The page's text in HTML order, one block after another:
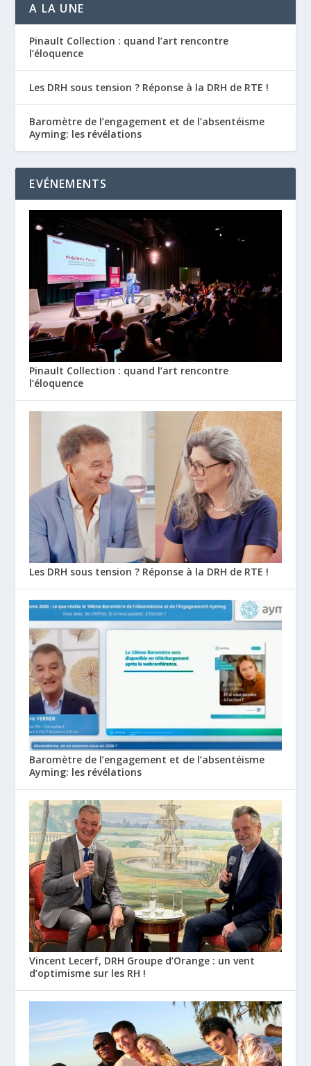
A LA UNE
Pinault Collection : quand l’art rencontre
l’éloquence
Les DRH sous tension ? Réponse à la DRH de RTE !
Baromètre de l’engagement et de l’absentéisme
Ayming: les révélations
EVÉNEMENTS
Pinault Collection : quand l’art rencontre
l’éloquence
Les DRH sous tension ? Réponse à la DRH de RTE !
Baromètre de l’engagement et de l’absentéisme
Ayming: les révélations
Vincent Lecerf, DRH Groupe d’Orange : un vent
d’optimisme sur les RH !